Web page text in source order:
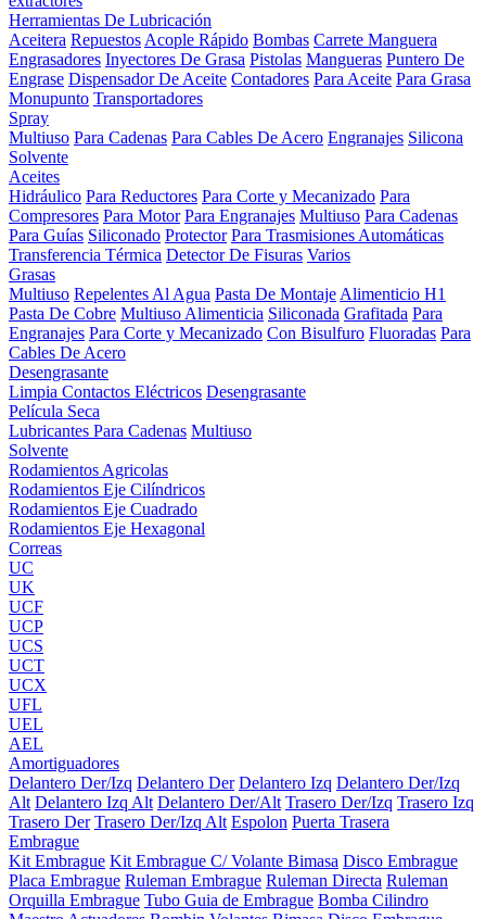
Herramientas De Lubricación
Aceitera Repuestos Acople Rápido Bombas Carrete Manguera
Engrasadores Inyectores De Grasa Pistolas Mangueras Puntero De
Engrase Dispensador De Aceite Contadores Para Aceite Para Grasa
Monupunto Transportadores
Spray
Multiuso Para Cadenas Para Cables De Acero Engranajes Silicona
Solvente
Aceites
Hidráulico Para Reductores Para Corte y Mecanizado Para
Compresores Para Motor Para Engranajes Multiuso Para Cadenas
Para Guías Siliconado Protector Para Trasmisiones Automáticas
Transferencia Térmica Detector De Fisuras Varios
Grasas
Multiuso Repelentes Al Agua Pasta De Montaje Alimenticio H1
Pasta De Cobre Multiuso Alimenticia Siliconada Grafitada Para
Engranajes Para Corte y Mecanizado Con Bisulfuro Fluoradas Para
Cables De Acero
Desengrasante
Limpia Contactos Eléctricos Desengrasante
Película Seca
Lubricantes Para Cadenas Multiuso
Solvente
Rodamientos Agricolas
Rodamientos Eje Cilíndricos
Rodamientos Eje Cuadrado
Rodamientos Eje Hexagonal
Correas
UC
UK
UCF
UCP
UCS
UCT
UCX
UFL
UEL
AEL
Amortiguadores
Delantero Der/Izq Delantero Der Delantero Izq Delantero Der/Izq
Alt Delantero Izq Alt Delantero Der/Alt Trasero Der/Izq Trasero Izq
Trasero Der Trasero Der/Izq Alt Espolon Puerta Trasera
Embrague
Kit Embrague Kit Embrague C/ Volante Bimasa Disco Embrague
Placa Embrague Ruleman Embrague Ruleman Directa Ruleman
Orquilla Embrague Tubo Guia de Embrague Bomba Cilindro